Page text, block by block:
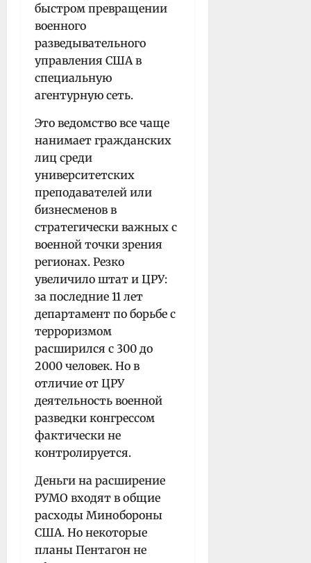
быстром превращении
военного
разведывательного
управления США в
специальную
агентурную сеть.
Это ведомство все чаще
нанимает гражданских
лиц среди
университетских
преподавателей или
бизнесменов в
стратегически важных с
военной точки зрения
регионах. Резко
увеличило штат и ЦРУ:
за последние 11 лет
департамент по борьбе с
терроризмом
расширился с 300 до
2000 человек. Но в
отличие от ЦРУ
деятельность военной
разведки конгрессом
фактически не
контролируется.
Деньги на расширение
РУМО входят в общие
расходы Минобороны
США. Но некоторые
планы Пентагон не